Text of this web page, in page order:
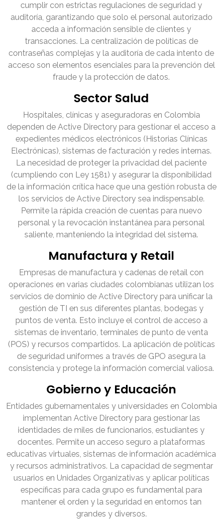
cumplir con estrictas regulaciones de seguridad y
auditoría, garantizando que solo el personal autorizado
acceda a información sensible de clientes y
transacciones. La centralización de políticas de
contraseñas complejas y la auditoría de cada intento de
acceso son elementos esenciales para la prevención del
fraude y la protección de datos.
Sector Salud
Hospitales, clínicas y aseguradoras en Colombia
dependen de Active Directory para gestionar el acceso a
expedientes médicos electrónicos (Historias Clínicas
Electrónicas), sistemas de facturación y redes internas.
La necesidad de proteger la privacidad del paciente
(cumpliendo con Ley 1581) y asegurar la disponibilidad
de la información crítica hace que una gestión robusta de
los servicios de Active Directory sea indispensable.
Permite la rápida creación de cuentas para nuevo
personal y la revocación instantánea para personal
saliente, manteniendo la integridad del sistema.
Manufactura y Retail
Empresas de manufactura y cadenas de retail con
operaciones en varias ciudades colombianas utilizan los
servicios de dominio de Active Directory para unificar la
gestión de TI en sus diferentes plantas, bodegas y
puntos de venta. Esto incluye el control de acceso a
sistemas de inventario, terminales de punto de venta
(POS) y recursos compartidos. La aplicación de políticas
de seguridad uniformes a través de GPO asegura la
consistencia y protege la información comercial valiosa.
Gobierno y Educación
Entidades gubernamentales y universidades en Colombia
implementan Active Directory para gestionar las
identidades de miles de funcionarios, estudiantes y
docentes. Permite un acceso seguro a plataformas
educativas virtuales, sistemas de información académica
y recursos administrativos. La capacidad de segmentar
usuarios en Unidades Organizativas y aplicar políticas
específicas para cada grupo es fundamental para
mantener el orden y la seguridad en entornos tan
grandes y diversos.